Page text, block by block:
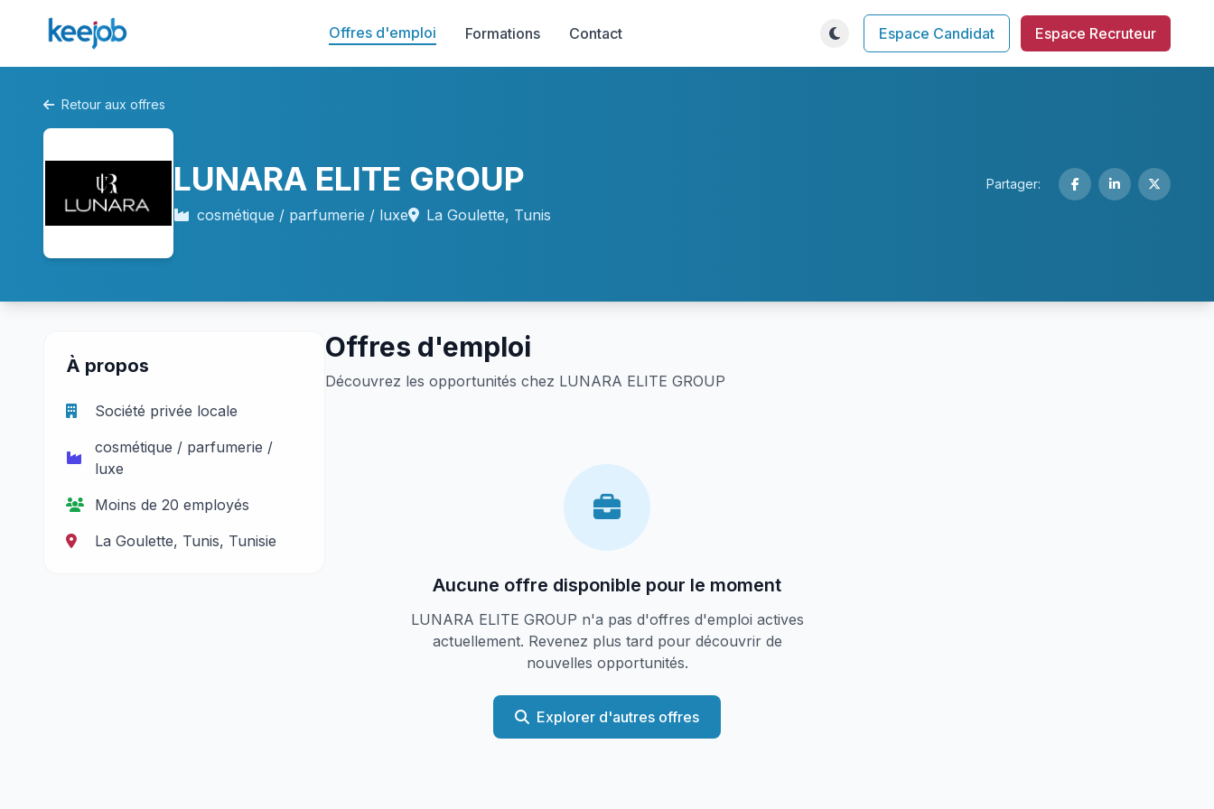
Offres d'emploi Formations Contact Espace Candidat Espace Recruteur
Retour aux offres
LUNARA ELITE GROUP
cosmétique / parfumerie / luxe La Goulette, Tunis
Partager:
À propos
Société privée locale
cosmétique / parfumerie /
luxe
Moins de 20 employés
La Goulette, Tunis, Tunisie
Offres d'emploi
Découvrez les opportunités chez LUNARA ELITE GROUP
Aucune offre disponible pour le moment
LUNARA ELITE GROUP n'a pas d'offres d'emploi actives
actuellement. Revenez plus tard pour découvrir de
nouvelles opportunités.
Explorer d'autres offres